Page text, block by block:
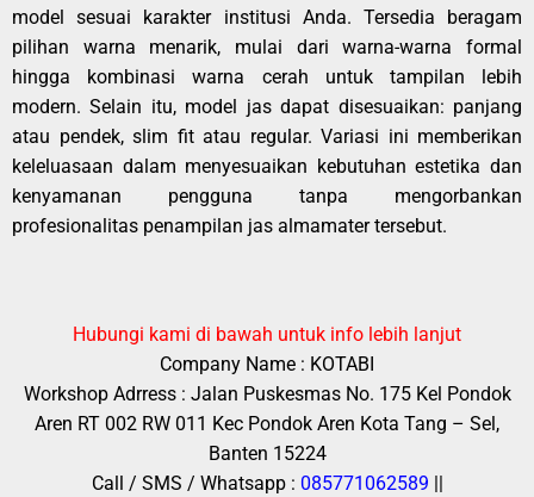
model sesuai karakter institusi Anda. Tersedia beragam
pilihan warna menarik, mulai dari warna-warna formal
hingga kombinasi warna cerah untuk tampilan lebih
modern. Selain itu, model jas dapat disesuaikan: panjang
atau pendek, slim fit atau regular. Variasi ini memberikan
keleluasaan dalam menyesuaikan kebutuhan estetika dan
kenyamanan pengguna tanpa mengorbankan
profesionalitas penampilan jas almamater tersebut.
Hubungi kami di bawah untuk info lebih lanjut
Company Name : KOTABI
Workshop Adrress : Jalan Puskesmas No. 175 Kel Pondok
Aren RT 002 RW 011 Kec Pondok Aren Kota Tang – Sel,
Banten 15224
Call / SMS / Whatsapp : 085771062589 ||